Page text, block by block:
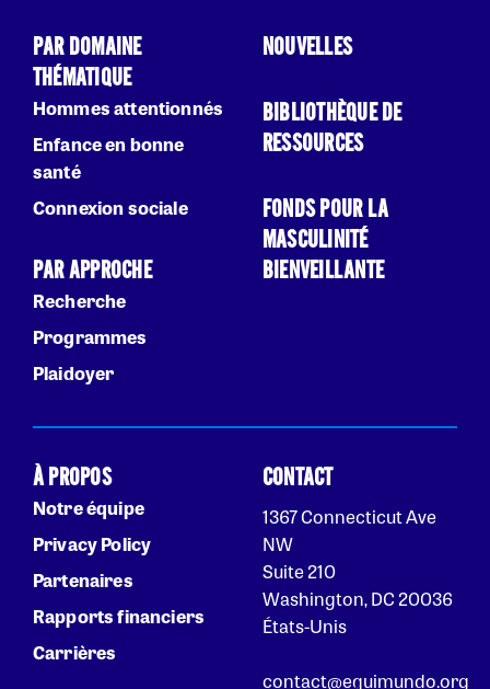
PAR DOMAINE
THÉMATIQUE
Hommes attentionnés
Enfance en bonne
santé
Connexion sociale
PAR APPROCHE
Recherche
Programmes
Plaidoyer
NOUVELLES
BIBLIOTHÈQUE DE
RESSOURCES
FONDS POUR LA
MASCULINITÉ
BIENVEILLANTE
À PROPOS
Notre équipe
Privacy Policy
Partenaires
Rapports financiers
Carrières
CONTACT
1367 Connecticut Ave
NW
Suite 210
Washington, DC 20036
États-Unis
contact@equimundo.org